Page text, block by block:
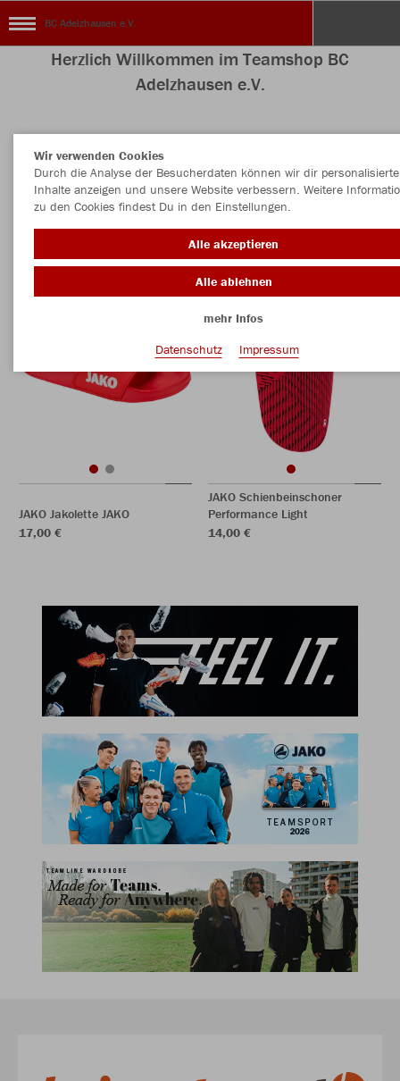
BC Adelzhausen e.V.
Herzlich Willkommen im Teamshop BC
Adelzhausen e.V.
Farbe
JAKO Jakolette JAKO
17,00 €
JAKO Schienbeinschoner
Performance Light
14,00 €
Wir verwenden Cookies
Durch die Analyse der Besucherdaten können wir dir personalisierte
Inhalte anzeigen und unsere Website verbessern. Weitere
zu den Cookies findest Du in den Einstellungen.
Alle akzeptieren
Alle ablehnen
mehr Infos
Datenschutz
Impressum